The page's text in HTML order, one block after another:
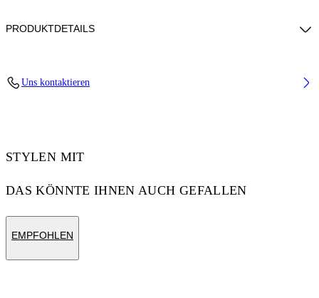
PRODUKTDETAILS
WAIST: 27“ (70 CM) HIPS: 35” (89 CM)
Uns kontaktieren
STYLEN MIT
DAS KÖNNTE IHNEN AUCH GEFALLEN
EMPFOHLEN